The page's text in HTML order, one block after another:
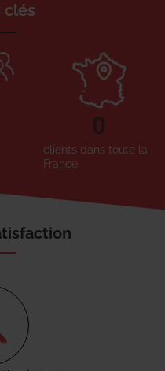
clés
clients dans toute la
France
0